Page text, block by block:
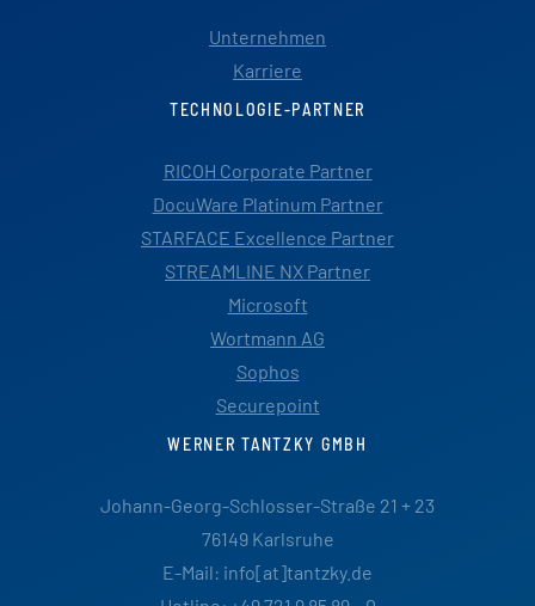
Unternehmen
Karriere
TECHNOLOGIE-PARTNER
RICOH Corporate Partner
DocuWare Platinum Partner
STARFACE Excellence Partner
STREAMLINE NX Partner
Microsoft
Wortmann AG
Sophos
Securepoint
WERNER TANTZKY GMBH
Johann-Georg-Schlosser-Straße 21 + 23
76149 Karlsruhe
E-Mail: info[at]tantzky.de